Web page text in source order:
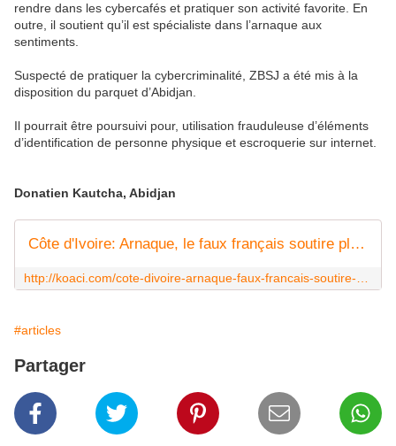
rendre dans les cybercafés et pratiquer son activité favorite. En
outre, il soutient qu’il est spécialiste dans l’arnaque aux
sentiments.
Suspecté de pratiquer la cybercriminalité, ZBSJ a été mis à la
disposition du parquet d’Abidjan.
Il pourrait être poursuivi pour, utilisation frauduleuse d’éléments
d’identification de personne physique et escroquerie sur internet.
Donatien Kautcha, Abidjan
Côte d'Ivoire: Arnaque, le faux français soutire plus de 7 millions FCFA à une européenne
#articles
Partager